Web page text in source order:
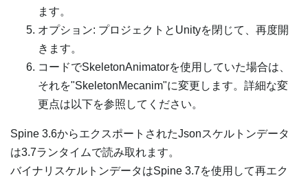
ます。
オプション: プロジェクトとUnityを閉じて、再度開
きます。
コードでSkeletonAnimatorを使用していた場合は、
それを"SkeletonMecanim"に変更します。詳細な変
更点は以下を参照してください。
Spine 3.6からエクスポートされたJsonスケルトンデータ
は3.7ランタイムで読み取れます。
バイナリスケルトンデータはSpine 3.7を使用して再エク